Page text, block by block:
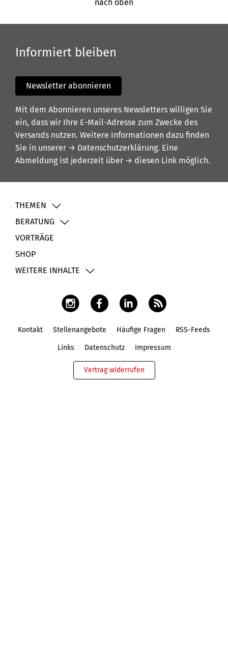
nach oben
Informiert bleiben
Newsletter abonnieren
Mit dem Abonnieren unseres Newsletters willigen Sie
ein, dass wir Ihre E-Mail-Adresse zum Zwecke des
Versands nutzen. Weitere Informationen dazu finden
Sie in unserer → Datenschutzerklärung. Eine
Abmeldung ist jederzeit über → diesen Link möglich.
THEMEN
BERATUNG
VORTRÄGE
SHOP
WEITERE INHALTE
Kontakt Stellenangebote Häufige Fragen RSS-Feeds
Links Datenschutz Impressum
Vertrag widerrufen